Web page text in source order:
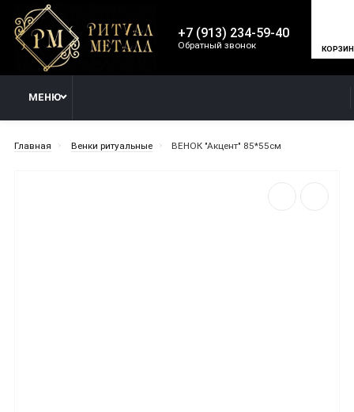
+7 (913) 234-59-40
Обратный звонок
МЕНЮ
Главная Венки ритуальные ВЕНОК "Акцент" 85*55см